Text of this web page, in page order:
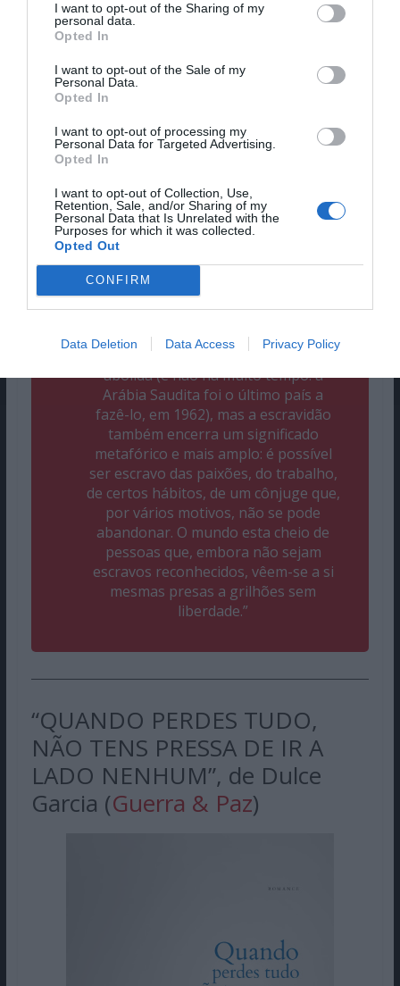
I want to opt-out of the Sharing of my
personal data.
Opted In
I want to opt-out of the Sale of my
Personal Data.
Opted In
I want to opt-out of processing my
Personal Data for Targeted Advertising.
Opted In
I want to opt-out of Collection, Use,
Retention, Sale, and/or Sharing of my
Personal Data that Is Unrelated with the
Purposes for which it was collected.
Opted Out
CONFIRM
Data Deletion Data Access Privacy Policy
emoções e relações humanas.
“Legalmente, é claro, a escravidão foi
abolida (e não há muito tempo: a
Arábia Saudita foi o último país a
fazê-lo, em 1962), mas a escravidão
também encerra um significado
metafórico e mais amplo: é possível
ser escravo das paixões, do trabalho,
de certos hábitos, de um cônjuge que,
por vários motivos, não se pode
abandonar. O mundo esta cheio de
pessoas que, embora não sejam
escravos reconhecidos, vêem-se a si
mesmas presas a grilhões sem
liberdade.”
“QUANDO PERDES TUDO,
NÃO TENS PRESSA DE IR A
LADO NENHUM”, de Dulce
Garcia (Guerra & Paz)